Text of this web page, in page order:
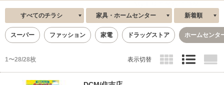
すべてのチラシ 家具・ホームセンター 新着順
スーパー ファッション 家電 ドラッグストア ホームセンタ
1〜28/28枚 表示切替